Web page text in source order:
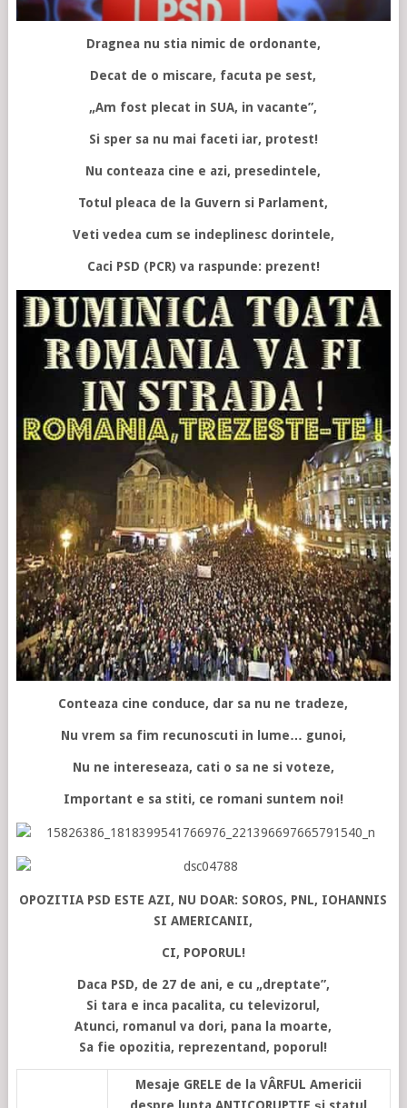
Dragnea nu stia nimic de ordonante,
Decat de o miscare, facuta pe sest,
„Am fost plecat in SUA, in vacante”,
Si sper sa nu mai faceti iar, protest!
Nu conteaza cine e azi, presedintele,
Totul pleaca de la Guvern si Parlament,
Veti vedea cum se indeplinesc dorintele,
Caci PSD (PCR) va raspunde: prezent!
Conteaza cine conduce, dar sa nu ne tradeze,
Nu vrem sa fim recunoscuti in lume… gunoi,
Nu ne intereseaza, cati o sa ne si voteze,
Important e sa stiti, ce romani suntem noi!
OPOZITIA PSD ESTE AZI, NU DOAR: SOROS, PNL, IOHANNIS
SI AMERICANII,
CI, POPORUL!
Daca PSD, de 27 de ani, e cu „dreptate”,
Si tara e inca pacalita, cu televizorul,
Atunci, romanul va dori, pana la moarte,
Sa fie opozitia, reprezentand, poporul!
Mesaje GRELE de la VÂRFUL Americii